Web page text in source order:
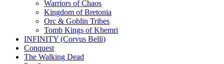
Warriors of Chaos
Kingdom of Bretonia
Orc & Goblin Tribes
Tomb Kings of Khemri
INFINITY (Corvus Belli)
Conquest
The Walking Dead